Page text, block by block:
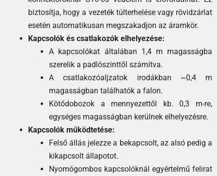
biztosítja, hogy a vezeték túlterhelése vagy rövidzárlat
esetén automatikusan megszakadjon az áramkör.
Kapcsolók és csatlakozók elhelyezése:
A kapcsolókat általában 1,4 m magasságba
szerelik a padlószinttől számítva.
A csatlakozóaljzatok irodákban ~0,4 m
magasságban találhatók a falon.
Kötődobozok a mennyezettől kb. 0,3 m-re,
egységes magasságban kerülnek elhelyezésre.
Kapcsolók működtetése:
Felső állás jelezze a bekapcsolt, az alsó pedig a
kikapcsolt állapotot.
Nyomógombos kapcsolóknál egyértelmű felirat